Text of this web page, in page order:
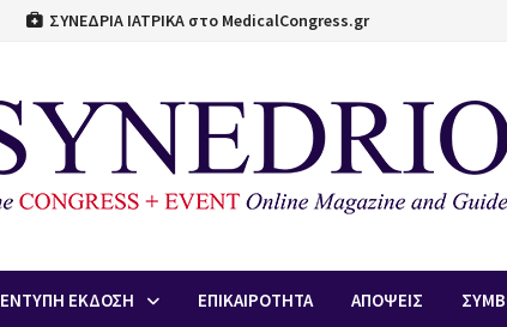
ΣΥΝΕΔΡΙΑ ΙΑΤΡΙΚΑ στο MedicalCongress.gr
ΕΝΤΥΠΗ ΕΚΔΟΣΗ ΕΠΙΚΑΙΡΟΤΗΤΑ ΑΠOΨΕΙΣ